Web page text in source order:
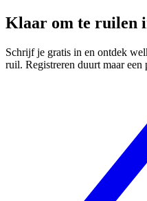
Klaar om te ruilen
Schrijf je gratis in en ontdek
ruil. Registreren duurt maar een